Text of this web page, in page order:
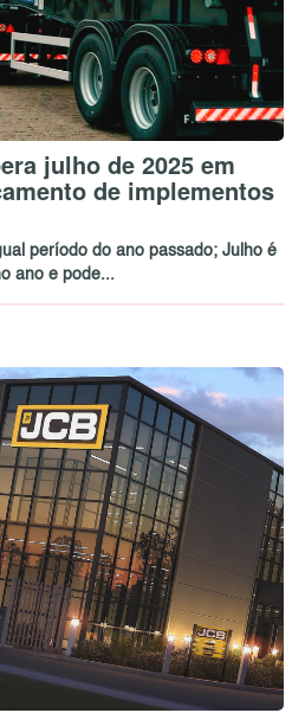
julho de 2025 em
de implementos
período do ano passado; Julho é
ano e pode...